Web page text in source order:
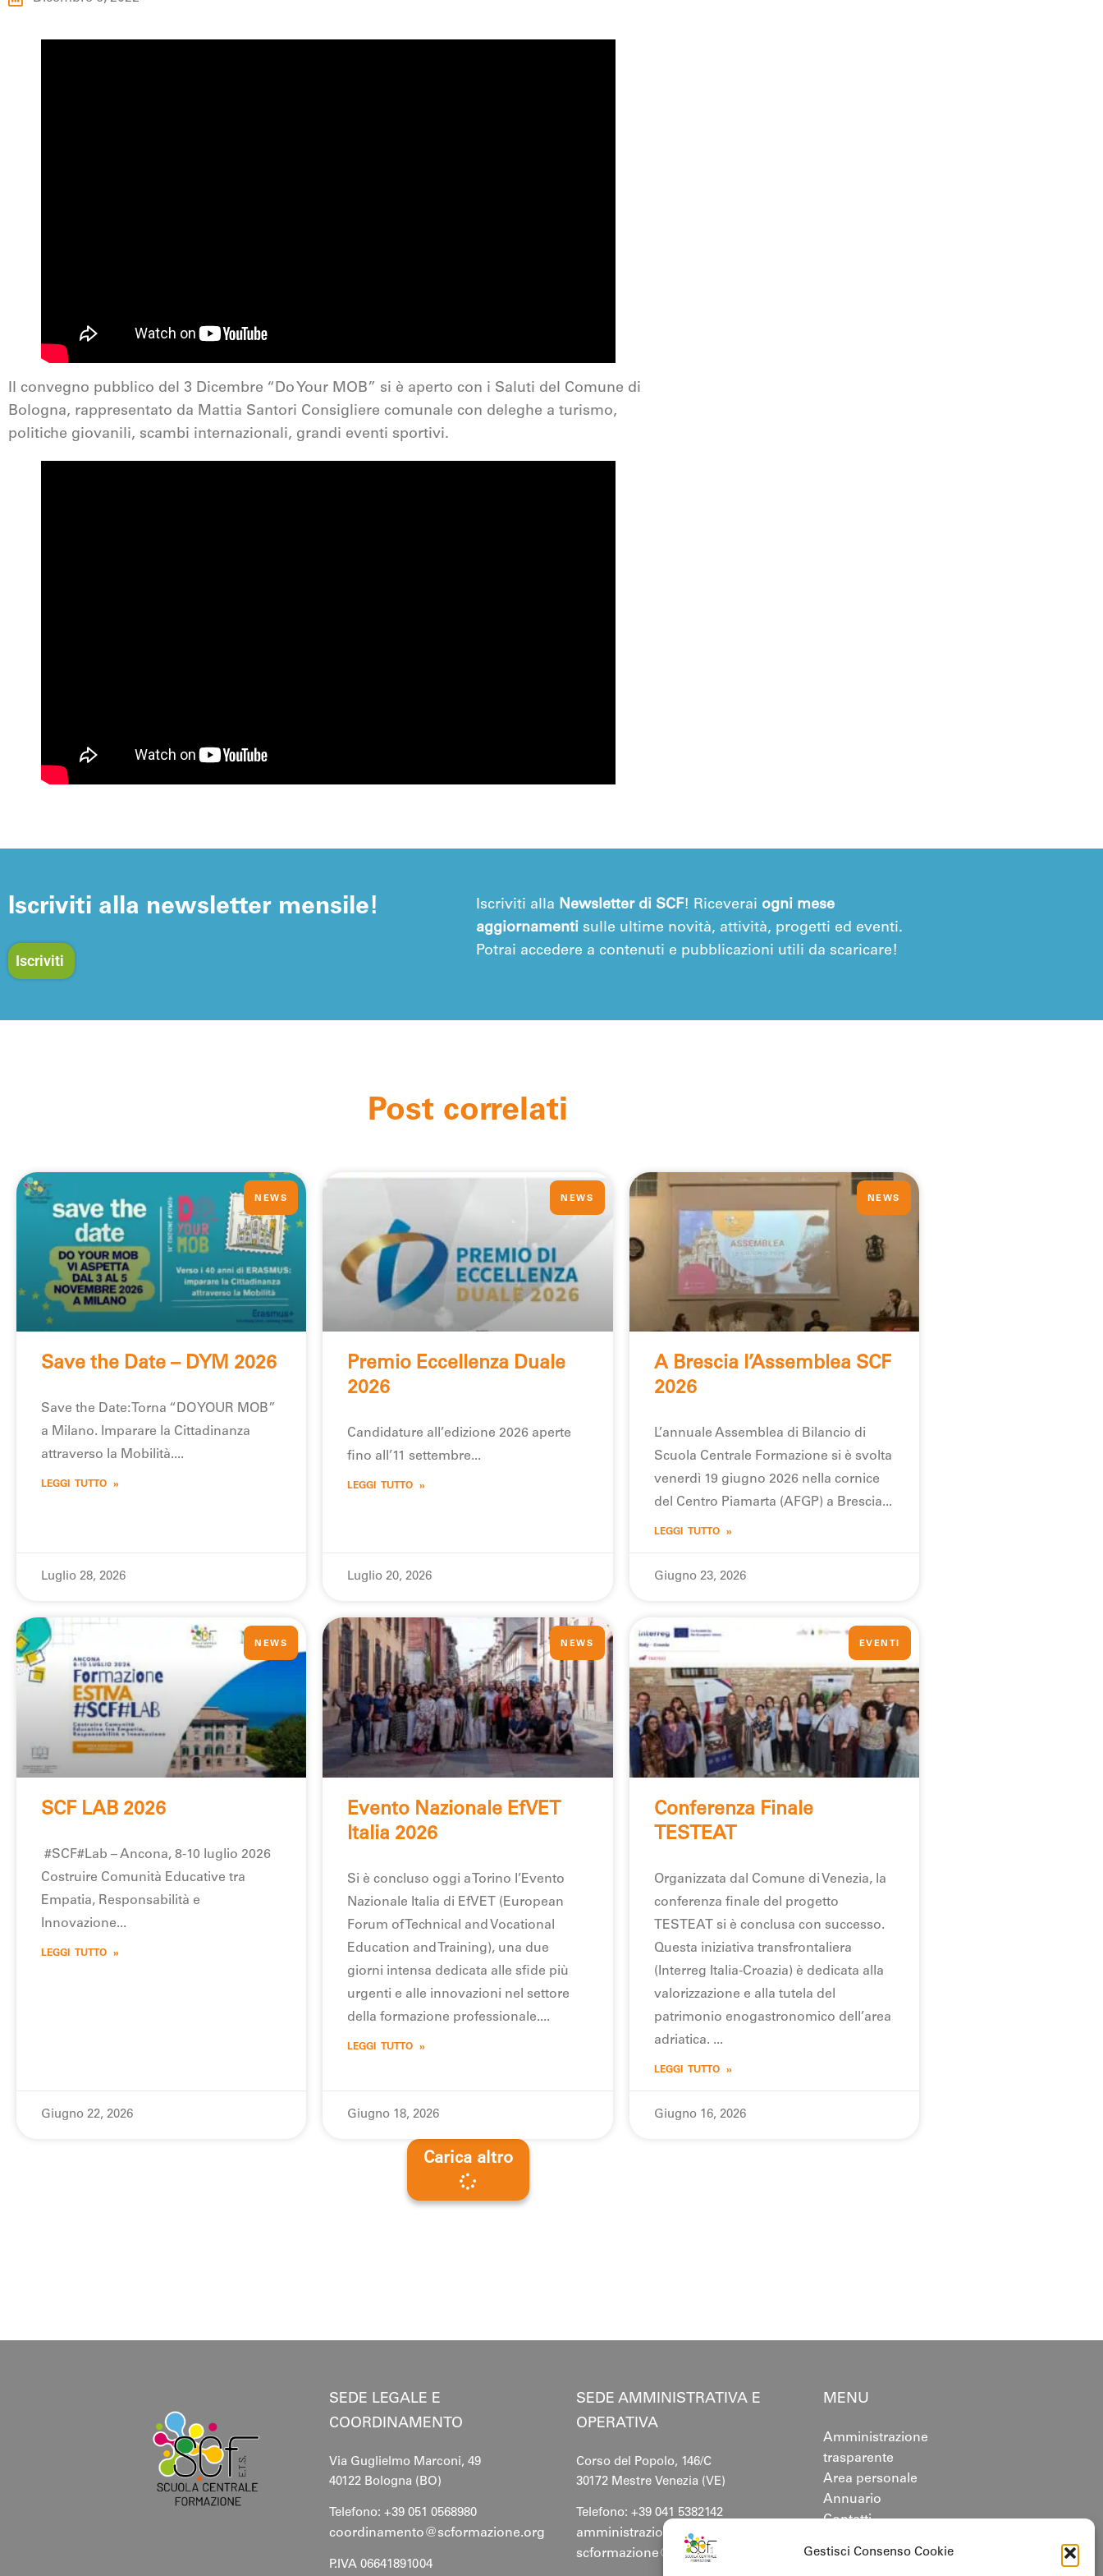
Gestisci Consenso Cookie
Il convegno pubblico del 3 Dicembre “Do Your MOB” si è aperto con i Saluti del Comune di
Bologna, rappresentato da Mattia Santori Consigliere comunale con deleghe a turismo,
politiche giovanili, scambi internazionali, grandi eventi sportivi.
Iscriviti alla newsletter mensile!
Iscriviti
Iscriviti alla Newsletter di SCF! Riceverai ogni mese
aggiornamenti sulle ultime novità, attività, progetti ed eventi.
Potrai accedere a contenuti e pubblicazioni utili da scaricare!
Post correlati
NEWS
Save the Date – DYM 2026
Save the Date: Torna “DO YOUR MOB”
a Milano. Imparare la Cittadinanza
attraverso la Mobilità.
LEGGI TUTTO »
Luglio 28, 2026
NEWS
Premio Eccellenza Duale
2026
Candidature all’edizione 2026 aperte
fino all’11 settembre
LEGGI TUTTO »
Luglio 20, 2026
NEWS
A Brescia l’Assemblea SCF
2026
L’annuale Assemblea di Bilancio di
Scuola Centrale Formazione si è svolta
venerdì 19 giugno 2026 nella cornice
del Centro Piamarta (AFGP) a Brescia
LEGGI TUTTO »
Giugno 23, 2026
NEWS
SCF LAB 2026
#SCF#Lab – Ancona, 8-10 luglio 2026
Costruire Comunità Educative tra
Empatia, Responsabilità e
Innovazione
LEGGI TUTTO »
Giugno 22, 2026
NEWS
Evento Nazionale EfVET
Italia 2026
Si è concluso oggi a Torino l’Evento
Nazionale Italia di EfVET (European
Forum of Technical and Vocational
Education and Training), una due
giorni intensa dedicata alle sfide più
urgenti e alle innovazioni nel settore
della formazione professionale.
LEGGI TUTTO »
Giugno 18, 2026
EVENTI
Conferenza Finale
TESTEAT
Organizzata dal Comune di Venezia, la
conferenza finale del progetto
TESTEAT si è conclusa con successo.
Questa iniziativa transfrontaliera
(Interreg Italia-Croazia) è dedicata alla
valorizzazione e alla tutela del
patrimonio enogastronomico dell’area
adriatica.
LEGGI TUTTO »
Giugno 16, 2026
Carica altro
SEDE LEGALE E
COORDINAMENTO
Via Guglielmo Marconi, 49
40122 Bologna (BO)
Telefono: +39 051 0568980
coordinamento@scformazione.org
P.IVA 06641891004
SEDE AMMINISTRATIVA E
OPERATIVA
Corso del Popolo, 146/C
30172 Mestre Venezia (VE)
Telefono: +39 041 5382142
amministrazione@scformazione.org
scformazione@pec.scformazione.org
MENU
Amministrazione
trasparente
Area personale
Annuario
Contatti